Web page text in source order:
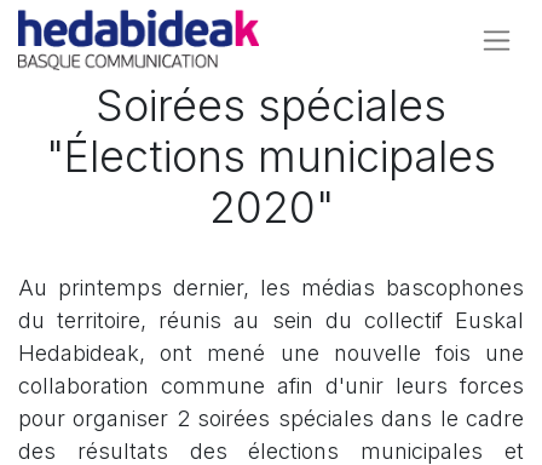
Soirées spéciales
"Élections municipales
2020"
Au printemps dernier, les médias bascophones
du territoire, réunis au sein du collectif Euskal
Hedabideak, ont mené une nouvelle fois une
collaboration commune afin d'unir leurs forces
pour organiser 2 soirées spéciales dans le cadre
des résultats des élections municipales et